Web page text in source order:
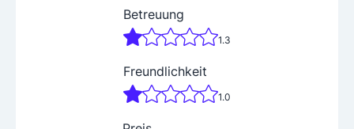
Betreuung
1.3
Freundlichkeit
1.0